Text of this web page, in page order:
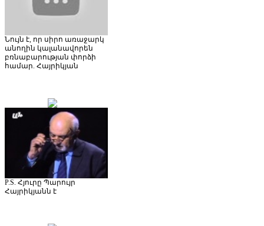
Նույն է, որ սիրո առաջարկ
անողին կալանավորեն
բռնաբարության փորձի
համար. Հայրիկյան
P.S. Հյուրը Պարույր
Հայրիկյանն է